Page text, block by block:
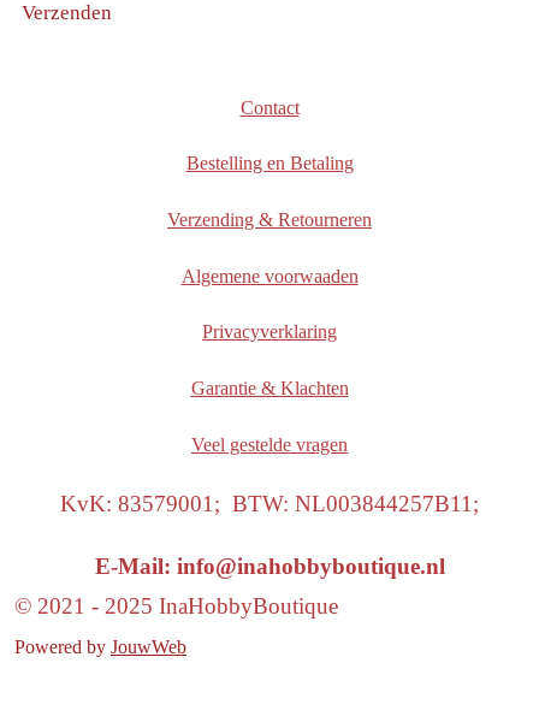
Verzenden
Contact
Bestelling en Betaling
Verzending & Retourneren
Algemene voorwaaden
Privacyverklaring
Garantie & Klachten
Veel gestelde vragen
KvK: 83579001; BTW: NL003844257B11;
E-Mail: info@inahobbyboutique.nl
© 2021 - 2025 InaHobbyBoutique
Powered by JouwWeb